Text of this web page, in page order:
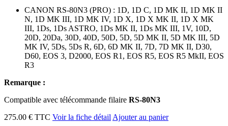
CANON RS-80N3 (PRO) : 1D, 1D C, 1D MK II, 1D MK II
N, 1D MK III, 1D MK IV, 1D X, 1D X MK II, 1D X MK
III, 1Ds, 1Ds ASTRO, 1Ds MK II, 1Ds MK III, 1V, 10D,
20D, 20Da, 30D, 40D, 50D, 5D, 5D MK II, 5D MK III, 5D
MK IV, 5Ds, 5Ds R, 6D, 6D MK II, 7D, 7D MK II, D30,
D60, EOS 3, D2000, EOS R1, EOS R5, EOS R5 MkII, EOS
R3
Remarque :
Compatible avec télécommande filaire RS-80N3
275.00 € TTC Voir la fiche détail Ajouter au panier